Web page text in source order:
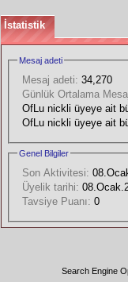
İstatistik
Mesaj adeti
Mesaj adeti: 34,270
Günlük Ortalama
OfLu nickli üyeye ait
OfLu nickli üyeye ait
Genel Bilgiler
Son Aktivitesi:
Üyelik tarihi:
Tavsiye Puanı: 0
Search Engine